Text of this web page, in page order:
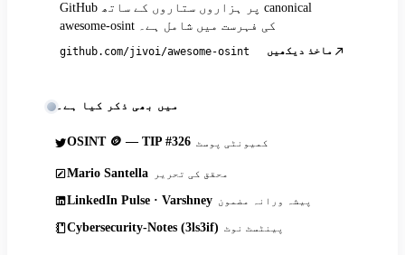
GitHub پر ہزاروں ستاروں کے ساتھ canonical
awesome-osint کی فہرست میں شامل ہے۔
github.com/jivoi/awesome-osint ماخذ دیکھیں
میں بھی ذکر کیا ہے۔
OSINT 🪙 — TIP #326 کمیونٹی پوسٹ
Mario Santella محقق کی تحریر
LinkedIn Pulse · Varshney پیشہ ورانہ مضمون
Cybersecurity-Notes (3ls3if) پینٹسٹ نوٹ